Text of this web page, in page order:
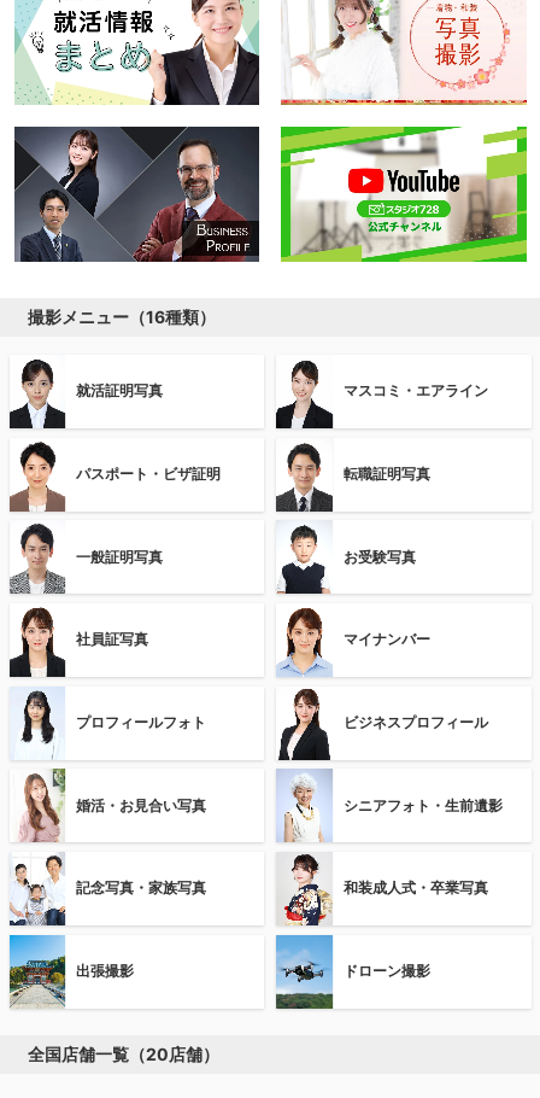
撮影メニュー（16種類）
就活証明写真 マスコミ・エアライン
パスポート・ビザ証明 転職証明写真
一般証明写真 お受験写真
社員証写真 マイナンバー
プロフィールフォト ビジネスプロフィール
婚活・お見合い写真 シニアフォト・生前遺影
記念写真・家族写真 和装成人式・卒業写真
出張撮影 ドローン撮影
全国店舗一覧（20店舗）